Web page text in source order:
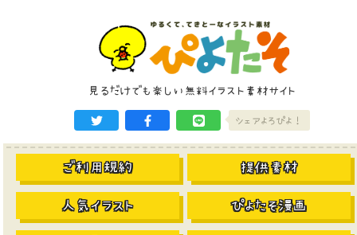
見るだけでも楽しい無料イラスト素材サイト
シェアよろぴよ！
ご利用規約 提供素材
人気イラスト ぴよたそ漫画